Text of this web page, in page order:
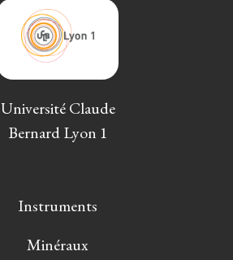
Université Claude
Bernard Lyon 1
Instruments
Minéraux